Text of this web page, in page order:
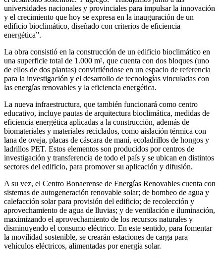
universidades nacionales y provinciales para impulsar la innovación
y el crecimiento que hoy se expresa en la inauguración de un
edificio bioclimático, diseñado con criterios de eficiencia
energética”.
La obra consistió en la construcción de un edificio bioclimático en
una superficie total de 1.000 m², que cuenta con dos bloques (uno
de ellos de dos plantas) convirtiéndose en un espacio de referencia
para la investigación y el desarrollo de tecnologías vinculadas con
las energías renovables y la eficiencia energética.
La nueva infraestructura, que también funcionará como centro
educativo, incluye pautas de arquitectura bioclimática, medidas de
eficiencia energética aplicadas a la construcción, además de
biomateriales y materiales reciclados, como aislación térmica con
lana de oveja, placas de cáscara de maní, ecoladrillos de hongos y
ladrillos PET. Estos elementos son producidos por centros de
investigación y transferencia de todo el país y se ubican en distintos
sectores del edificio, para promover su aplicación y difusión.
A su vez, el Centro Bonaerense de Energías Renovables cuenta con
sistemas de autogeneración renovable solar; de bombeo de agua y
calefacción solar para provisión del edificio; de recolección y
aprovechamiento de agua de lluvias; y de ventilación e iluminación,
maximizando el aprovechamiento de los recursos naturales y
disminuyendo el consumo eléctrico. En este sentido, para fomentar
la movilidad sostenible, se crearán estaciones de carga para
vehículos eléctricos, alimentadas por energía solar.